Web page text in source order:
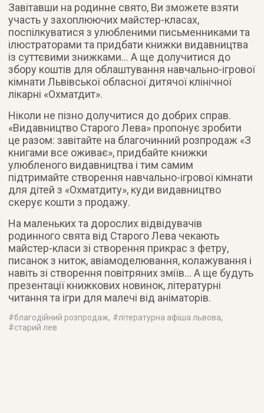
Завітавши на родинне свято, Ви зможете взяти
участь у захоплюючих майстер-класах,
поспілкуватися з улюбленими письменниками та
ілюстраторами та придбати книжки видавництва
із суттєвими знижками… А ще долучитися до
збору коштів для облаштування навчально-ігрової
кімнати Львівської обласної дитячої клінічної
лікарні «Охматдит».
Ніколи не пізно долучитися до добрих справ.
«Видавництво Старого Лева» пропонує зробити
це разом: завітайте на благочинний розпродаж «З
книгами все оживає», придбайте книжки
улюбленого видавництва і тим самим
підтримайте створення навчально-ігрової кімнати
для дітей з «Охматдиту», куди видавництво
скерує кошти з продажу.
На маленьких та дорослих відвідувачів
родинного свята від Старого Лева чекають
майстер-класи зі створення прикрас з фетру,
писанок з ниток, авіамоделювання, колажування і
навіть зі створення повітряних зміїв… А ще будуть
презентації книжкових новинок, літературні
читання та ігри для малечі від аніматорів.
#благодійний розпродаж, #літературна афіша львова,
#старий лев